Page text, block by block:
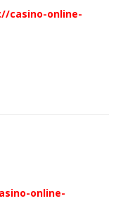
casino-online-
online-